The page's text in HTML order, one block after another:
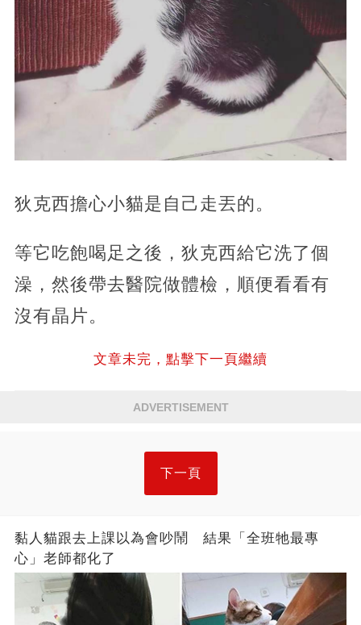
狄克西擔心小貓是自己走丟的。
等它吃飽喝足之後，狄克西給它洗了個
澡，然後帶去醫院做體檢，順便看看有
沒有晶片。
文章未完，點擊下一頁繼續
ADVERTISEMENT
下一頁
黏人貓跟去上課以為會吵鬧 結果「全班牠最專
心」老師都化了